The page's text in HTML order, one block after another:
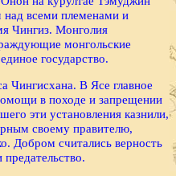
над всеми племенами и
Чингиз. Монголия
монгольские
государство.
Чингисхана. В Ясе главное
в походе и запрещении
эти установления казнили,
своему правителю,
Добром считались верность